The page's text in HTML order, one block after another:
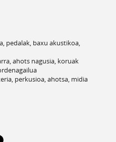
pedalak, baxu akustikoa,
ahots nagusia, koruak
perkusioa, ahotsa, midia